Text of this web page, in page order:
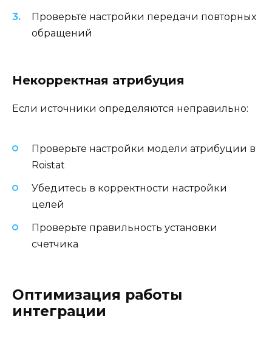
Проверьте настройки передачи повторных
обращений
Некорректная атрибуция
Если источники определяются неправильно:
Проверьте настройки модели атрибуции в
Roistat
Убедитесь в корректности настройки
целей
Проверьте правильность установки
счетчика
Оптимизация работы
интеграции